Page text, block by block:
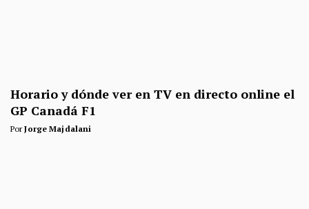
Horario y dónde ver en TV en directo online el
GP Canadá F1
PorJorge Majdalani